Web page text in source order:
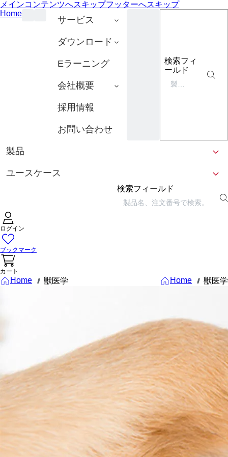
メインコンテンツへスキップフッターへスキップ
Home
サービス
ダウンロード
Eラーニング
会社概要
採用情報
お問い合わせ
検索フィ
ールド
製品
ユースケース
検索フィールド
ログイン
ブックマーク
カート
Home /// 獣医学 Home /// 獣医学